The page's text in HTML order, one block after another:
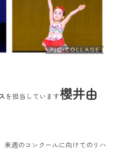
を担当しています櫻井由
週のコンクールに向けてのリハ